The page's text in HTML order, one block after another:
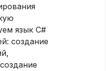
язык C#
создание